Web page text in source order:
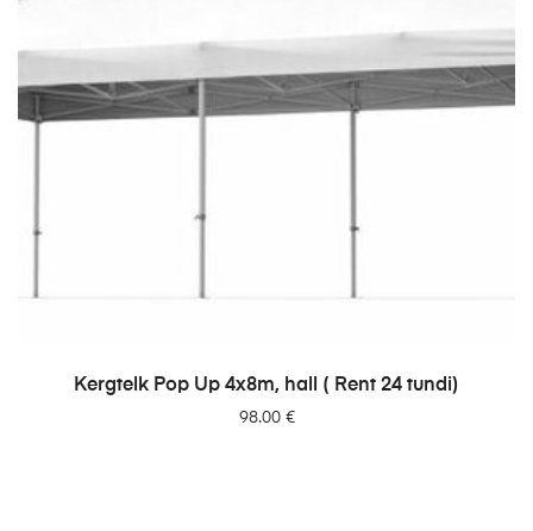
LISA PÄRINGUSSE
Kergtelk Pop Up 4x8m, hall ( Rent 24 tundi)
98.00 €